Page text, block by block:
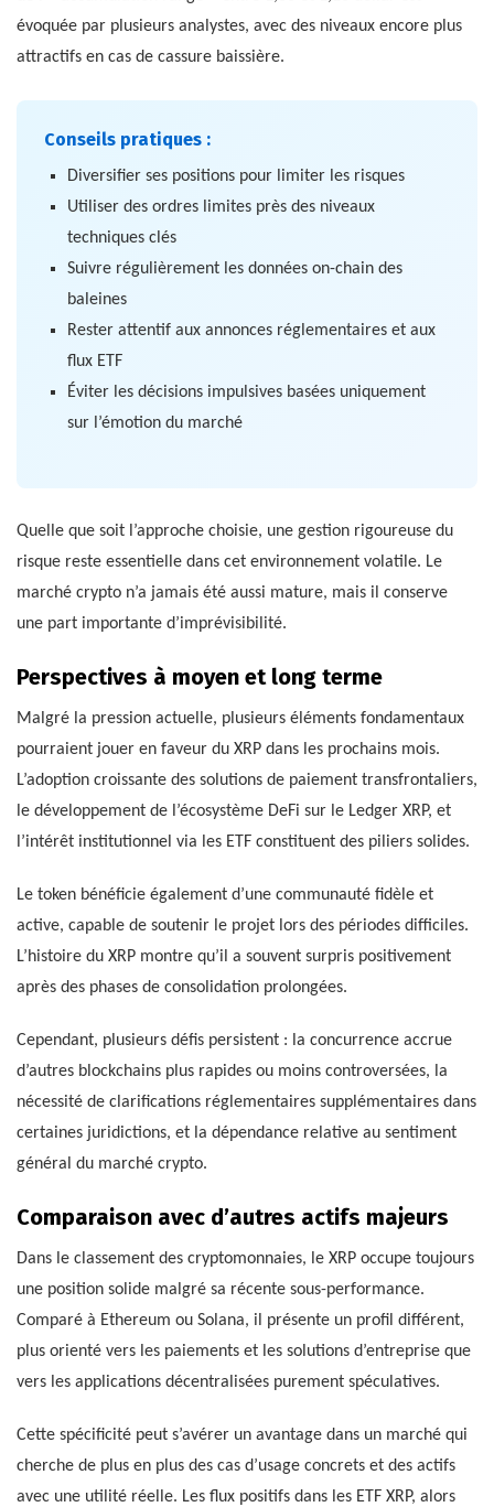
évoquée par plusieurs analystes, avec des niveaux encore plus
attractifs en cas de cassure baissière.
Conseils pratiques :
Diversifier ses positions pour limiter les risques
Utiliser des ordres limites près des niveaux
techniques clés
Suivre régulièrement les données on-chain des
baleines
Rester attentif aux annonces réglementaires et aux
flux ETF
Éviter les décisions impulsives basées uniquement
sur l’émotion du marché
Quelle que soit l’approche choisie, une gestion rigoureuse du
risque reste essentielle dans cet environnement volatile. Le
marché crypto n’a jamais été aussi mature, mais il conserve
une part importante d’imprévisibilité.
Perspectives à moyen et long terme
Malgré la pression actuelle, plusieurs éléments fondamentaux
pourraient jouer en faveur du XRP dans les prochains mois.
L’adoption croissante des solutions de paiement transfrontaliers,
le développement de l’écosystème DeFi sur le Ledger XRP, et
l’intérêt institutionnel via les ETF constituent des piliers solides.
Le token bénéficie également d’une communauté fidèle et
active, capable de soutenir le projet lors des périodes difficiles.
L’histoire du XRP montre qu’il a souvent surpris positivement
après des phases de consolidation prolongées.
Cependant, plusieurs défis persistent : la concurrence accrue
d’autres blockchains plus rapides ou moins controversées, la
nécessité de clarifications réglementaires supplémentaires dans
certaines juridictions, et la dépendance relative au sentiment
général du marché crypto.
Comparaison avec d’autres actifs majeurs
Dans le classement des cryptomonnaies, le XRP occupe toujours
une position solide malgré sa récente sous-performance.
Comparé à Ethereum ou Solana, il présente un profil différent,
plus orienté vers les paiements et les solutions d’entreprise que
vers les applications décentralisées purement spéculatives.
Cette spécificité peut s’avérer un avantage dans un marché qui
cherche de plus en plus des cas d’usage concrets et des actifs
avec une utilité réelle. Les flux positifs dans les ETF XRP, alors